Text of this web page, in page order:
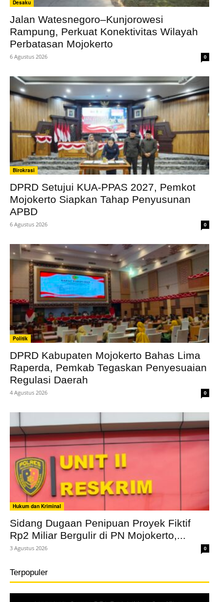
Desaku
Jalan Watesnegoro–Kunjorowesi
Rampung, Perkuat Konektivitas Wilayah
Perbatasan Mojokerto
6 Agustus 2026 0
Birokrasi
DPRD Setujui KUA-PPAS 2027, Pemkot
Mojokerto Siapkan Tahap Penyusunan
APBD
6 Agustus 2026 0
Politik
DPRD Kabupaten Mojokerto Bahas Lima
Raperda, Pemkab Tegaskan Penyesuaian
Regulasi Daerah
4 Agustus 2026 0
Hukum dan Kriminal
Sidang Dugaan Penipuan Proyek Fiktif
Rp2 Miliar Bergulir di PN Mojokerto,...
3 Agustus 2026 0
Terpopuler